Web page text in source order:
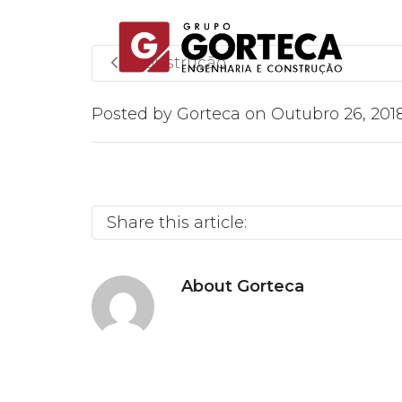
Construção
Posted by Gorteca on Outubro 26,
Share this article:
About Gorteca